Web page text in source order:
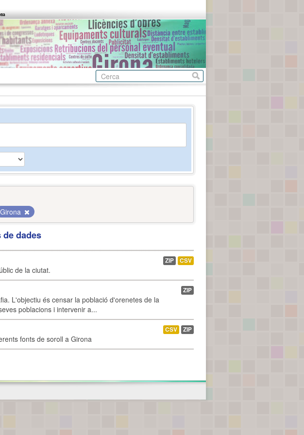
Girona
dades
de la ciutat.
ZIP CSV
L'objectiu és censar la població d'orenetes de la
poblacions i intervenir a...
ZIP
fonts de soroll a Girona
CSV ZIP